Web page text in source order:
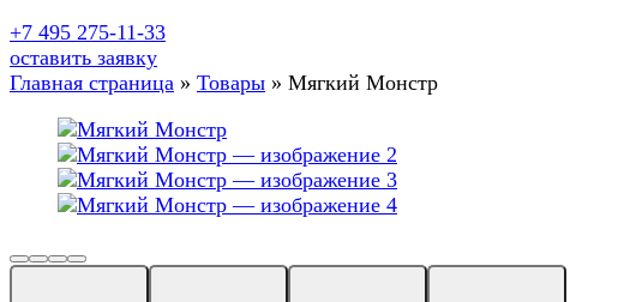
+7 495 275-11-33
оставить заявку
Главная страница » Товары » Мягкий Монстр